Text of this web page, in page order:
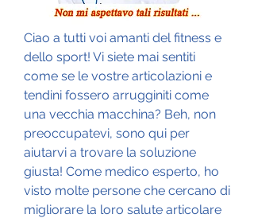
Ciao a tutti voi amanti del fitness e
dello sport! Vi siete mai sentiti
come se le vostre articolazioni e
tendini fossero arrugginiti come
una vecchia macchina? Beh, non
preoccupatevi, sono qui per
aiutarvi a trovare la soluzione
giusta! Come medico esperto, ho
visto molte persone che cercano di
migliorare la loro salute articolare